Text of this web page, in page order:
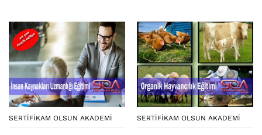
SERTIFIKAM OLSUN AKADEMI SERTIFIKAM OLSUN AKADEMI